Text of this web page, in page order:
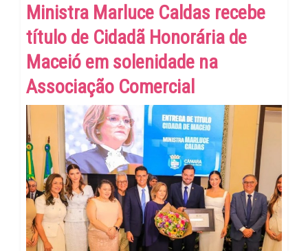
Ministra Marluce Caldas recebe
título de Cidadã Honorária de
Maceió em solenidade na
Associação Comercial